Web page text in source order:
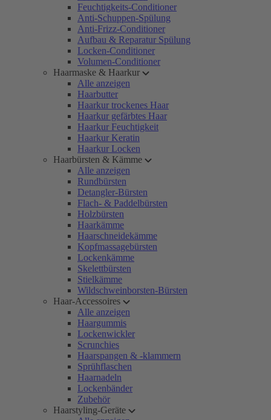
Feuchtigkeits-Conditioner
Anti-Schuppen-Spülung
Anti-Frizz-Conditioner
Aufbau & Reparatur Spülung
Locken-Conditioner
Volumen-Conditioner
Haarmaske & Haarkur
Alle anzeigen
Haarbutter
Haarkur trockenes Haar
Haarkur gefärbtes Haar
Haarkur Feuchtigkeit
Haarkur Keratin
Haarkur Locken
Haarbürsten & Kämme
Alle anzeigen
Rundbürsten
Detangler-Bürsten
Flach- & Paddelbürsten
Holzbürsten
Haarkämme
Haarschneidekämme
Kopfmassagebürsten
Lockenkämme
Skelettbürsten
Stielkämme
Wildschweinborsten-Bürsten
Haar-Accessoires
Alle anzeigen
Haargummis
Lockenwickler
Scrunchies
Haarspangen & -klammern
Sprühflaschen
Haarnadeln
Lockenbänder
Zubehör
Haarstyling-Geräte